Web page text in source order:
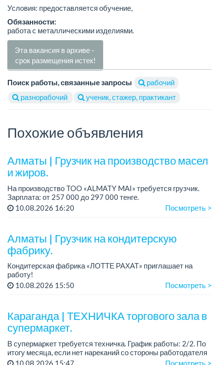
Условия: предоставляется обучение,
Обязанности:
работа с металлическими изделиями.
Эта вакансия в архиве -
срок размещения истек!
Поиск работы, связанные запросы
рабочий
разнорабочий
ученик, стажер, практикант
Похожие объявления
Алматы | Грузчик на производство масел
и жиров.
На производство TOO «ALMATY MAI» требуется грузчик.
Зарплата: от 257 000 до 297 000 тенге.
График работы: сменный 2/2, с 08.00 до 20.00, с 20.00 до
10.08.2026 16:20 Посмотреть >
Алматы | Грузчик на кондитерскую
фабрику.
Кондитерская фабрика «ЛОТТЕ РАХАТ» приглашает на
работу!
График работы: сменный.
10.08.2026 15:50 Посмотреть >
Караганда | ТЕХНИЧКА торгового зала в
супермаркет.
В супермаркет требуется техничка. График работы: 2/2. По
итогу месяца, если нет нареканий со стороны работодателя
предусмотрен бонус в виде премии 10% от оклада к
10.08.2026 15:47 Посмотреть >